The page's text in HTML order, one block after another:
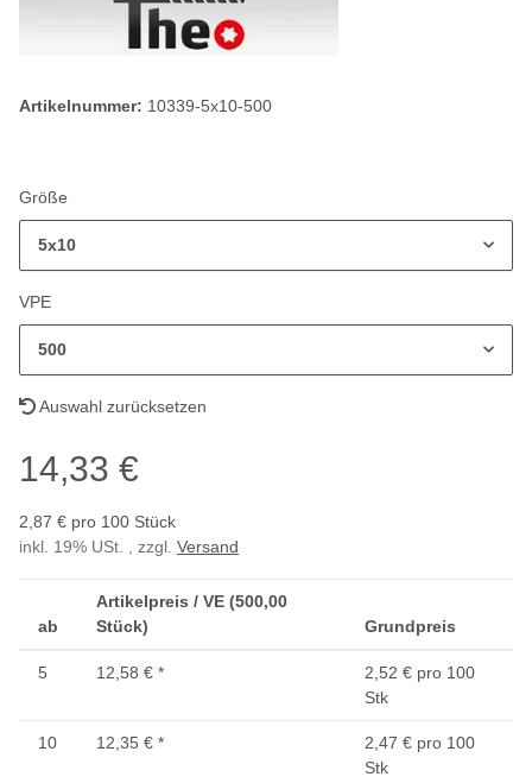
Artikelnummer: 10339-5x10-500
Größe
5x10
VPE
500
Auswahl zurücksetzen
14,33 €
2,87 € pro 100 Stück
inkl. 19% USt. , zzgl. Versand
ab
Artikelpreis / VE (500,00
Stück)
Grundpreis
5 12,58 € *
2,52 € pro 100
Stk
10 12,35 € *
2,47 € pro 100
Stk